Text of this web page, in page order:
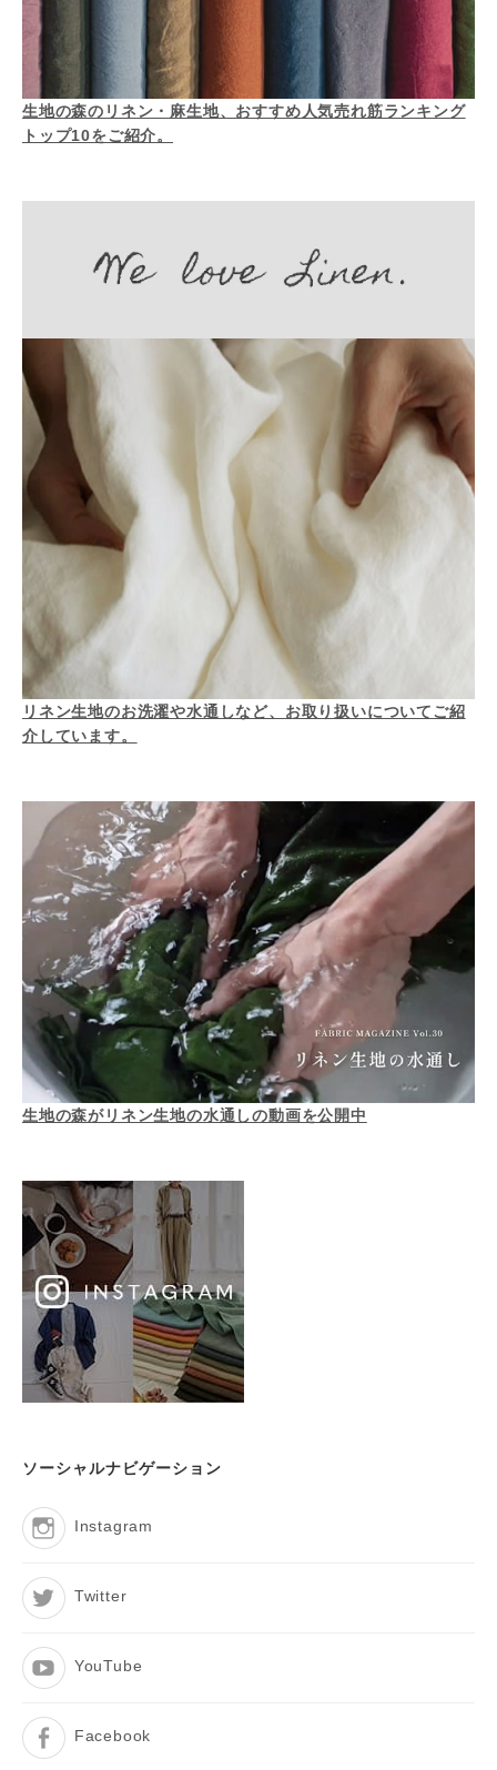
生地の森のリネン・麻生地、おすすめ人気売れ筋ランキング
トップ10をご紹介。
リネン生地のお洗濯や水通しなど、お取り扱いについてご紹
介しています。
生地の森がリネン生地の水通しの動画を公開中
ソーシャルナビゲーション
Instagram
Twitter
YouTube
Facebook